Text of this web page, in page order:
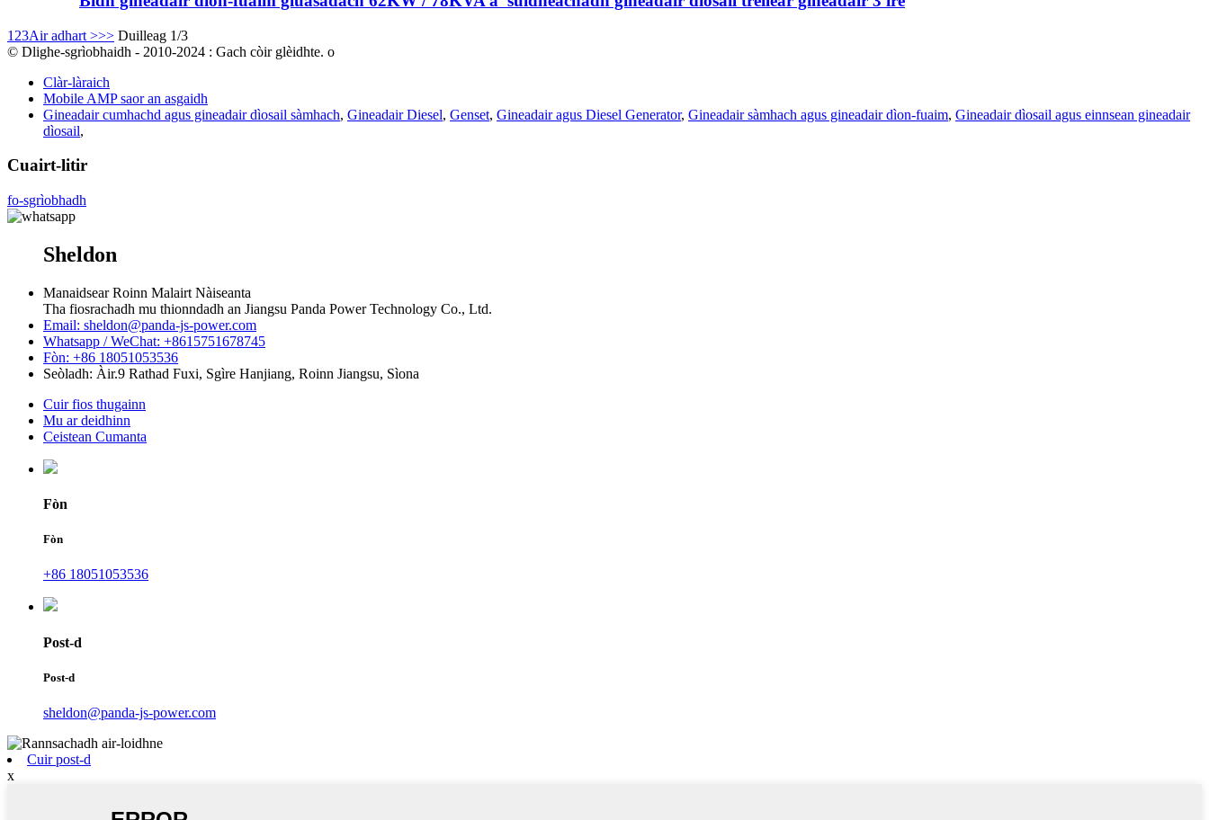
1 23Air adhart >>> Duilleag 1/3
© Dlighe-sgrìobhaidh - 2010-2024 : Gach còir glèidhte. o
Clàr-làraich
Mobile AMP saor an asgaidh
Gineadair cumhachd agus gineadair dìosail sàmhach, Gineadair Diesel, Genset, Gineadair agus Diesel Generator, Gineadair sàmhach agus gineadair dìon-fuaim, Gineadair dìosail agus einnsean gineadair
dìosail,
Cuairt-litir
fo-sgrìobhadh
Sheldon
Manaidsear Roinn Malairt Nàiseanta
Tha fiosrachadh mu thionndadh an Jiangsu Panda Power Technology Co., Ltd.
Email: sheldon@panda-js-power.com
Whatsapp / WeChat: +8615751678745
Fòn: +86 18051053536
Seòladh: Àir.9 Rathad Fuxi, Sgìre Hanjiang, Roinn Jiangsu, Sìona
Cuir fios thugainn
Mu ar deidhinn
Ceistean Cumanta
Fòn
Fòn
+86 18051053536
Post-d
Post-d
sheldon@panda-js-power.com
Cuir post-d
x